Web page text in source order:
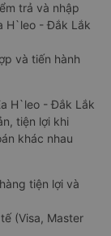
trả và nhập
H`leo - Đắk Lắk
và tiến hành
H`leo - Đắk Lắk
tiện lợi khi
khác nhau
tiện lợi và
(Visa, Master